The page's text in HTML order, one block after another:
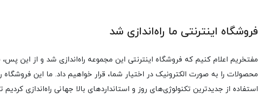
فروشگاه اینترنتی ما راه‌اندازی شد
مفتخریم اعلام کنیم که فروشگاه اینترنتی این مجموعه راه‌اندازی شد و از این
محصولات را به صورت الکترونیک در اختیار شما، قرار خواهیم داد. ما این فروشگاه
استفاده از جدیدترین تکنولوژی‌های روز و استانداردهای بالا جهانی راه‌اندازی کردیم